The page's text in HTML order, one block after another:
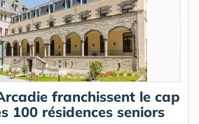
franchissent le cap
100 résidences seniors